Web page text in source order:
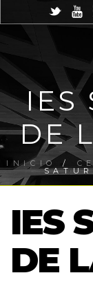
IES
DE
INICIO /
IES
DE